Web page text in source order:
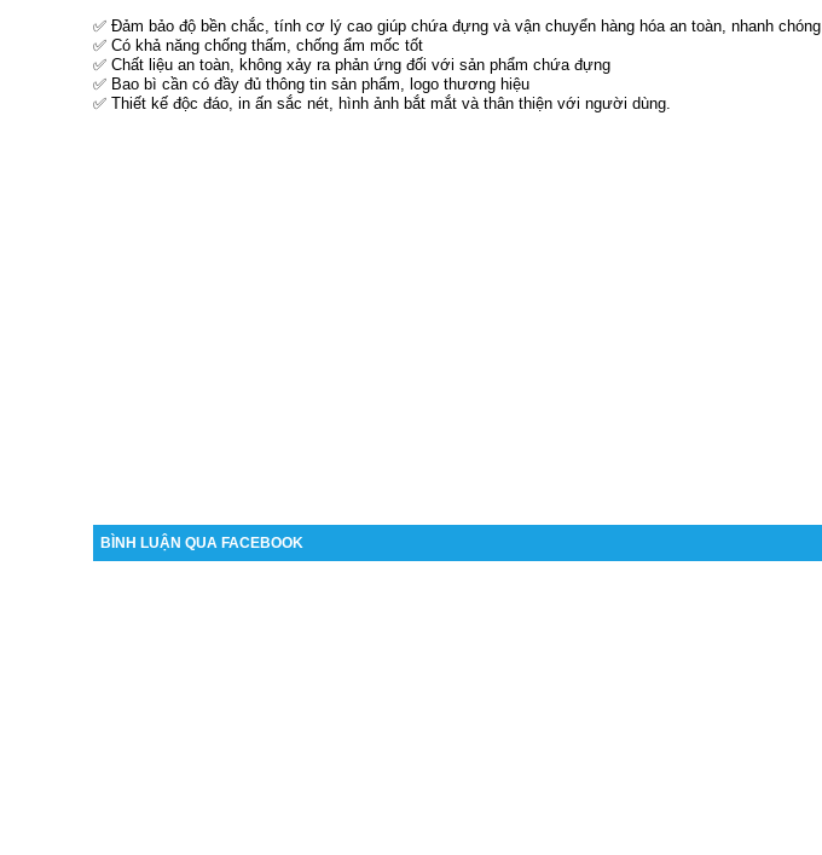
✅ Đảm bảo độ bền chắc, tính cơ lý cao giúp chứa đựng và vận chuyển hàng hóa an toàn, nhanh chóng
✅ Có khả năng chống thấm, chống ẩm mốc tốt
✅ Chất liệu an toàn, không xảy ra phản ứng đối với sản phẩm chứa đựng
✅ Bao bì cần có đầy đủ thông tin sản phẩm, logo thương hiệu
✅ Thiết kế độc đáo, in ấn sắc nét, hình ảnh bắt mắt và thân thiện với người dùng.
BÌNH LUẬN QUA FACEBOOK